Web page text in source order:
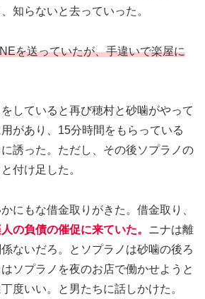
知らないと去っていった。
を送っていたが、手違いで楽屋に
していると再び穂村と砂噛がやって
があり、15分時間をもらっている
誘った。ただし、その後ソプラノの
付け足した。
にもな借金取りがきた。借金取り、
の負債の催促に来ていた。 ニナは離
ないだろ。とソプラノは砂噛の後ろ
ソプラノを夜のお店で働かせようと
度いい。と男たちに話しかけた。